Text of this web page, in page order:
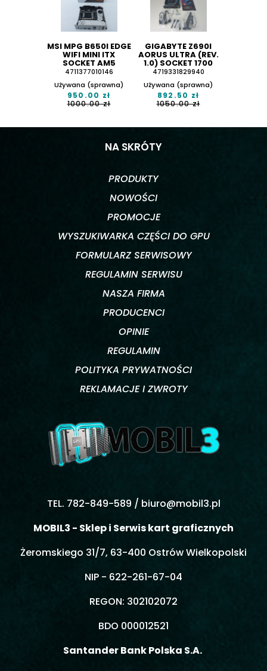
MSI MPG B650I EDGE
WIFI MINI ITX
SOCKET AM5
4711377010146
Używana (sprawna)
950.00 zł
1000.00 zł
GIGABYTE Z690I
AORUS ULTRA (REV.
1.0) SOCKET 1700
4719331829940
Używana (sprawna)
892.50 zł
1050.00 zł
NA SKRÓTY
PRODUKTY
NOWOŚCI
PROMOCJE
WYSZUKIWARKA CZĘŚCI DO GPU
FORMULARZ SERWISOWY
REGULAMIN SERWISU
NASZA FIRMA
PRODUCENCI
OPINIE
REGULAMIN
POLITYKA PRYWATNOŚCI
REKLAMACJE I ZWROTY
TEL. 782-849-589 / biuro@mobil3.pl
MOBIL3 - Sklep i Serwis kart graficznych
Żeromskiego 31/7, 63-400 Ostrów Wielkopolski
NIP - 622-261-67-04
REGON: 302102072
BDO 000012521
Santander Bank Polska S.A.